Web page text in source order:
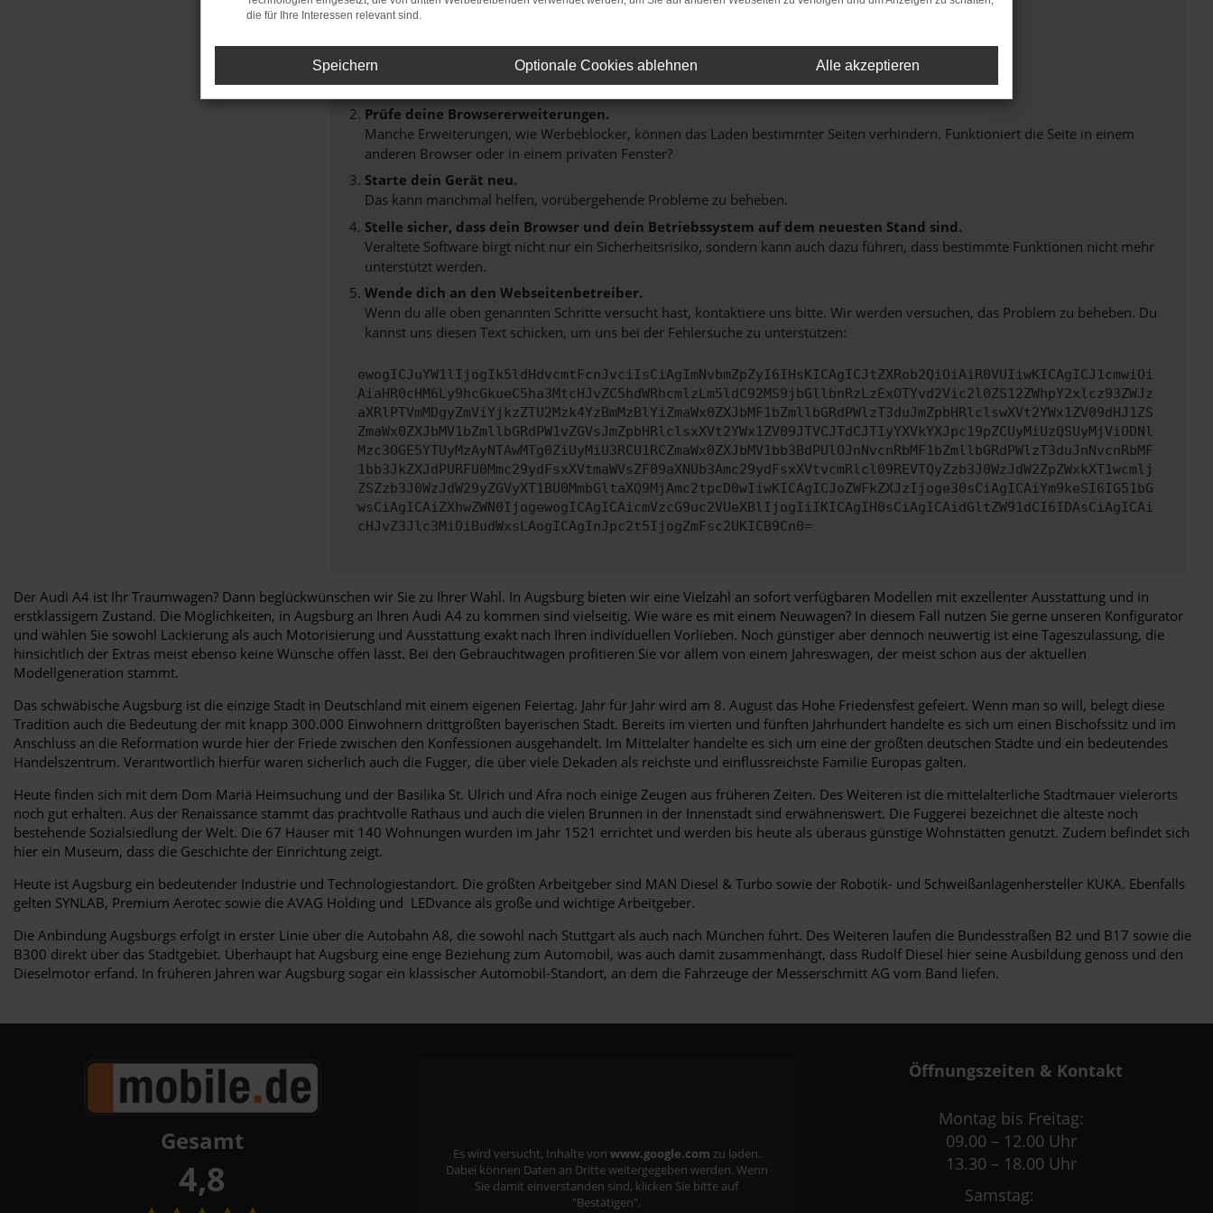
Beim Laden ist ein Fehler aufgetreten.
Überprüfe deine Firewall und deine Internetverbindung.
Laden andere Webseiten, zum Beispiel deine Suchmaschine?
Prüfe deine Browsererweiterungen.
Manche Erweiterungen, wie Werbeblocker, können das Laden bestimmter Seiten verhindern. Funktioniert die Seite in einem
anderen Browser oder in einem privaten Fenster?
Starte dein Gerät neu.
Das kann manchmal helfen, vorübergehende Probleme zu beheben.
Stelle sicher, dass dein Browser und dein Betriebssystem auf dem neuesten Stand sind.
Veraltete Software birgt nicht nur ein Sicherheitsrisiko, sondern kann auch dazu führen, dass bestimmte Funktionen nicht mehr
unterstützt werden.
Wende dich an den Webseitenbetreiber.
Wenn du alle oben genannten Schritte versucht hast, kontaktiere uns bitte. Wir werden versuchen, das Problem zu beheben. Du
kannst uns diesen Text schicken, um uns bei der Fehlersuche zu unterstützen:
ewogICJuYW1lIjogIk5ldHdvcmtFcnJvciIsCiAgImNvbmZpZyI6IHsKICAgICJtZXRob2QiOiAiR0VUIiwKICAgICJ1cmwiOi
AiaHR0cHM6Ly9hcGkueC5ha3MtcHJvZC5hdWRhcmlzLm5ldC92MS9jbGllbnRzLzExOTYvd2Vic2l0ZS12ZWhpY2xlcz93ZWJz
aXRlPTVmMDgyZmViYjkzZTU2Mzk4YzBmMzBlYiZmaWx0ZXJbMF1bZmllbGRdPWlzT3duJmZpbHRlclswXVt2YWx1ZV09dHJ1ZS
ZmaWx0ZXJbMV1bZmllbGRdPW1vZGVsJmZpbHRlclsxXVt2YWx1ZV09JTVCJTdCJTIyYXVkYXJpc19pZCUyMiUzQSUyMjViODNl
Mzc3OGE5YTUyMzAyNTAwMTg0ZiUyMiU3RCU1RCZmaWx0ZXJbMV1bb3BdPUlOJnNvcnRbMF1bZmllbGRdPWlzT3duJnNvcnRbMF
1bb3JkZXJdPURFU0Mmc29ydFsxXVtmaWVsZF09aXNUb3Amc29ydFsxXVtvcmRlcl09REVTQyZzb3J0WzJdW2ZpZWxkXT1wcmlj
ZSZzb3J0WzJdW29yZGVyXT1BU0MmbGltaXQ9MjAmc2tpcD0wIiwKICAgICJoZWFkZXJzIjoge30sCiAgICAiYm9keSI6IG51bG
wsCiAgICAiZXhwZWN0IjogewogICAgICAicmVzcG9uc2VUeXBlIjogIiIKICAgIH0sCiAgICAidGltZW91dCI6IDAsCiAgICAi
cHJvZ3Jlc3MiOiBudWxsLAogICAgInJpc2t5IjogZmFsc2UKICB9Cn0=
Der Audi A4 ist Ihr Traumwagen? Dann beglückwünschen wir Sie zu Ihrer Wahl. In Augsburg bieten wir eine Vielzahl an sofort verfügbaren Modellen mit exzellenter Ausstattung und in
erstklassigem Zustand. Die Möglichkeiten, in Augsburg an Ihren Audi A4 zu kommen sind vielseitig. Wie wäre es mit einem Neuwagen? In diesem Fall nutzen Sie gerne unseren Konfigurator
und wählen Sie sowohl Lackierung als auch Motorisierung und Ausstattung exakt nach Ihren individuellen Vorlieben. Noch günstiger aber dennoch neuwertig ist eine Tageszulassung, die
hinsichtlich der Extras meist ebenso keine Wünsche offen lässt. Bei den Gebrauchtwagen profitieren Sie vor allem von einem Jahreswagen, der meist schon aus der aktuellen
Modellgeneration stammt.
Das schwäbische Augsburg ist die einzige Stadt in Deutschland mit einem eigenen Feiertag. Jahr für Jahr wird am 8. August das Hohe Friedensfest gefeiert. Wenn man so will, belegt diese
Tradition auch die Bedeutung der mit knapp 300.000 Einwohnern drittgrößten bayerischen Stadt. Bereits im vierten und fünften Jahrhundert handelte es sich um einen Bischofssitz und im
Anschluss an die Reformation wurde hier der Friede zwischen den Konfessionen ausgehandelt. Im Mittelalter handelte es sich um eine der größten deutschen Städte und ein bedeutendes
Handelszentrum. Verantwortlich hierfür waren sicherlich auch die Fugger, die über viele Dekaden als reichste und einflussreichste Familie Europas galten.
Heute finden sich mit dem Dom Mariä Heimsuchung und der Basilika St. Ulrich und Afra noch einige Zeugen aus früheren Zeiten. Des Weiteren ist die mittelalterliche Stadtmauer vielerorts
noch gut erhalten. Aus der Renaissance stammt das prachtvolle Rathaus und auch die vielen Brunnen in der Innenstadt sind erwähnenswert. Die Fuggerei bezeichnet die älteste noch
bestehende Sozialsiedlung der Welt. Die 67 Häuser mit 140 Wohnungen wurden im Jahr 1521 errichtet und werden bis heute als überaus günstige Wohnstätten genutzt. Zudem befindet sich
hier ein Museum, dass die Geschichte der Einrichtung zeigt.
Heute ist Augsburg ein bedeutender Industrie und Technologiestandort. Die größten Arbeitgeber sind MAN Diesel & Turbo sowie der Robotik- und Schweißanlagenhersteller KUKA. Ebenfalls
gelten SYNLAB, Premium Aerotec sowie die AVAG Holding und LEDvance als große und wichtige Arbeitgeber.
Die Anbindung Augsburgs erfolgt in erster Linie über die Autobahn A8, die sowohl nach Stuttgart als auch nach München führt. Des Weiteren laufen die Bundesstraßen B2 und B17 sowie die
B300 direkt über das Stadtgebiet. Überhaupt hat Augsburg eine enge Beziehung zum Automobil, was auch damit zusammenhängt, dass Rudolf Diesel hier seine Ausbildung genoss und den
Dieselmotor erfand. In früheren Jahren war Augsburg sogar ein klassischer Automobil-Standort, an dem die Fahrzeuge der Messerschmitt AG vom Band liefen.
Gesamt
4,8
Es wird versucht, Inhalte von www.google.com zu laden.
Dabei können Daten an Dritte weitergegeben werden. Wenn
Sie damit einverstanden sind, klicken Sie bitte auf
"Bestätigen".
Öffnungszeiten & Kontakt
Montag bis Freitag:
09.00 – 12.00 Uhr
13.30 – 18.00 Uhr
Samstag:
die für Ihre Interessen relevant sind.
Speichern Optionale Cookies ablehnen Alle akzeptieren